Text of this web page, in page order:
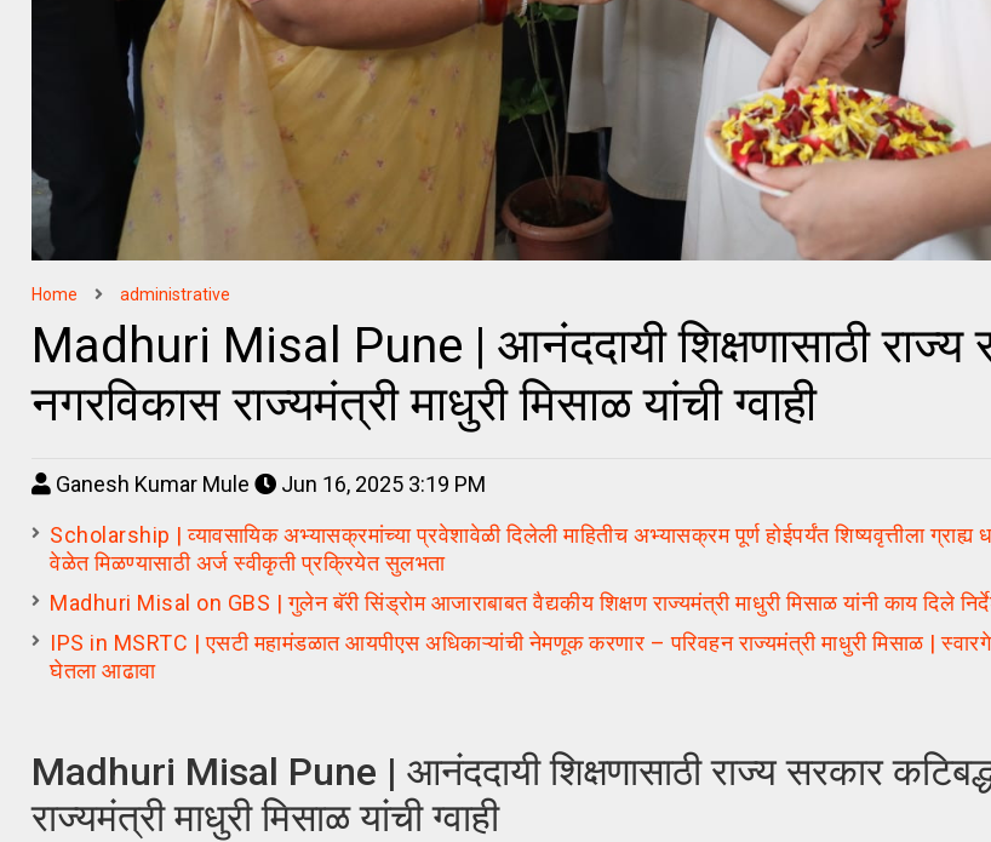
Home administrative
Madhuri Misal Pune | आनंददायी शिक्षणासाठी राज्य
नगरविकास राज्यमंत्री माधुरी मिसाळ यांची ग्वाही
Ganesh Kumar Mule
Jun 16, 2025 3:19 PM
Scholarship | व्यावसायिक अभ्यासक्रमांच्या प्रवेशावेळी दिलेली माहितीच अभ्यासक्रम पूर्ण होईपर्यंत शिष्यवृत्तीला ग्राह्य
वेळेत मिळण्यासाठी अर्ज स्वीकृती प्रक्रियेत सुलभता
Madhuri Misal on GBS | गुलेन बॅरी सिंड्रोम आजाराबाबत वैद्यकीय शिक्षण राज्यमंत्री माधुरी मिसाळ यांनी काय दिले
IPS in MSRTC | एसटी महामंडळात आयपीएस अधिकाऱ्यांची नेमणूक करणार – परिवहन राज्यमंत्री माधुरी मिसाळ |
घेतला आढावा
Madhuri Misal Pune | आनंददायी शिक्षणासाठी राज्य सरकार
राज्यमंत्री माधुरी मिसाळ यांची ग्वाही